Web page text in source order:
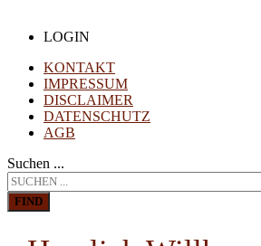
LOGIN
KONTAKT
IMPRESSUM
DISCLAIMER
DATENSCHUTZ
AGB
Suchen ...
FIND